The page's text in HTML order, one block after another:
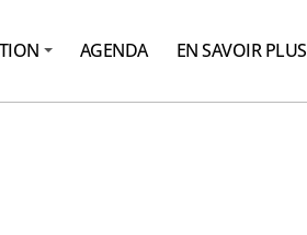
AGENDA EN SAVOIR PLUS